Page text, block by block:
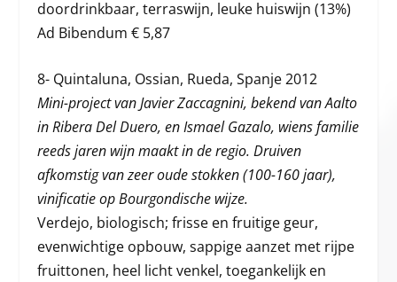
doordrinkbaar, terraswijn, leuke huiswijn (13%)
Ad Bibendum € 5,87
8- Quintaluna, Ossian, Rueda, Spanje 2012
Mini-project van Javier Zaccagnini, bekend van Aalto
in Ribera Del Duero, en Ismael Gazalo, wiens familie
reeds jaren wijn maakt in de regio. Druiven
afkomstig van zeer oude stokken (100-160 jaar),
vinificatie op Bourgondische wijze.
Verdejo, biologisch; frisse en fruitige geur,
evenwichtige opbouw, sappige aanzet met rijpe
fruittonen, heel licht venkel, toegankelijk en